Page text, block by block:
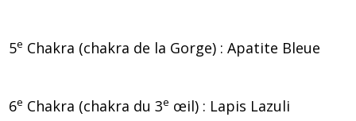
5e Chakra (chakra de la Gorge) : Apatite Bleue
6e Chakra (chakra du 3e œil) : Lapis Lazuli